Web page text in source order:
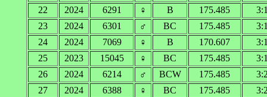
22
2024 6291 ♀ B 175.485
23
2024 6301 ♂ BC 175.485
24
2024 7069 ♀ B 170.607
25
2023 15045 ♀ BC 175.485
26
2024 6214 ♂ BCW 175.485
27
2024 6388 ♀ BC 175.485